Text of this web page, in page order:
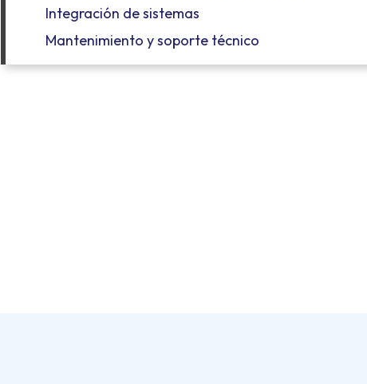
Integración de sistemas
Mantenimiento y soporte técnico